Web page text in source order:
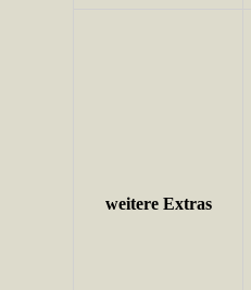
weitere Extras